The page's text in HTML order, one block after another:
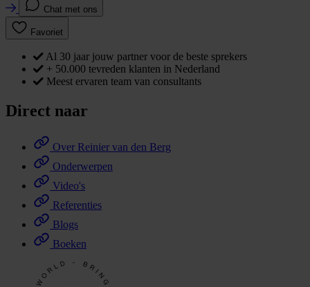
Chat met ons
Favoriet
Al 30 jaar jouw partner voor de beste sprekers
+ 50.000 tevreden klanten in Nederland
Meest ervaren team van consultants
Direct naar
Over Reinier van den Berg
Onderwerpen
Video's
Referenties
Blogs
Boeken